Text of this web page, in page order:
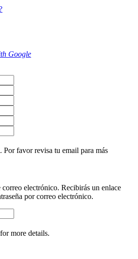
Google
Por favor revisa tu email para más
electrónico. Recibirás un enlace
por correo electrónico.
more details.